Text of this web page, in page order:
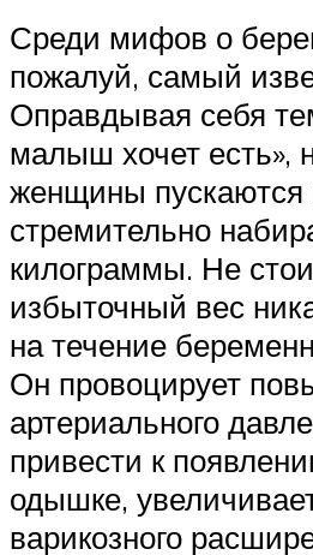
Среди мифов о
пожалуй, самый
Оправдывая себя
малыш хочет есть»,
женщины пускаются
стремительно
килограммы. Не
избыточный вес
на течение
Он провоцирует
артериального
привести к
одышке,
варикозного